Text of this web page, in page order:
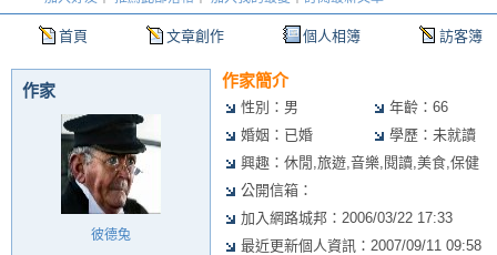
首頁 文章創作 個人相簿 訪客簿
作家
彼德兔
作家簡介
性別：男
年齡：66
婚姻：已婚
學歷：未就讀
興趣：休閒,旅遊,音樂,閱讀,美食,保健
公開信箱：
加入網路城邦：2006/03/22 17:33
最近更新個人資訊：2007/09/11 09:58